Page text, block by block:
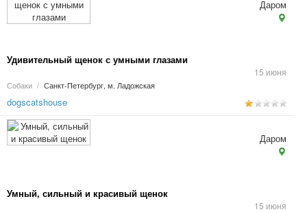
Удивительный щенок с умными глазами
15 июня
Собаки / Санкт-Петербург, м. Ладожская
Даром
dogscatshouse
Умный, сильный и красивый щенок
15 июня
Даром